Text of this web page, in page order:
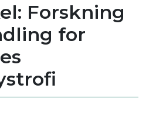
Forskning
for